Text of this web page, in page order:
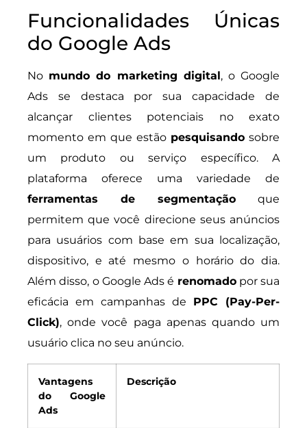
Funcionalidades Únicas
do Google Ads
No mundo do marketing digital, o Google
Ads se destaca por sua capacidade de
alcançar clientes potenciais no exato
momento em que estão pesquisando sobre
um produto ou serviço específico. A
plataforma oferece uma variedade de
ferramentas de segmentação que
permitem que você direcione seus anúncios
para usuários com base em sua localização,
dispositivo, e até mesmo o horário do dia.
Além disso, o Google Ads é renomadopor sua
eficácia em campanhas de PPC (Pay-Per-
Click), onde você paga apenas quando um
usuário clica no seu anúncio.
Vantagens
do Google
Ads
Descrição